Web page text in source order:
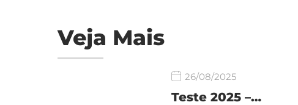
Veja Mais
26/08/2025
Teste 2025 –…